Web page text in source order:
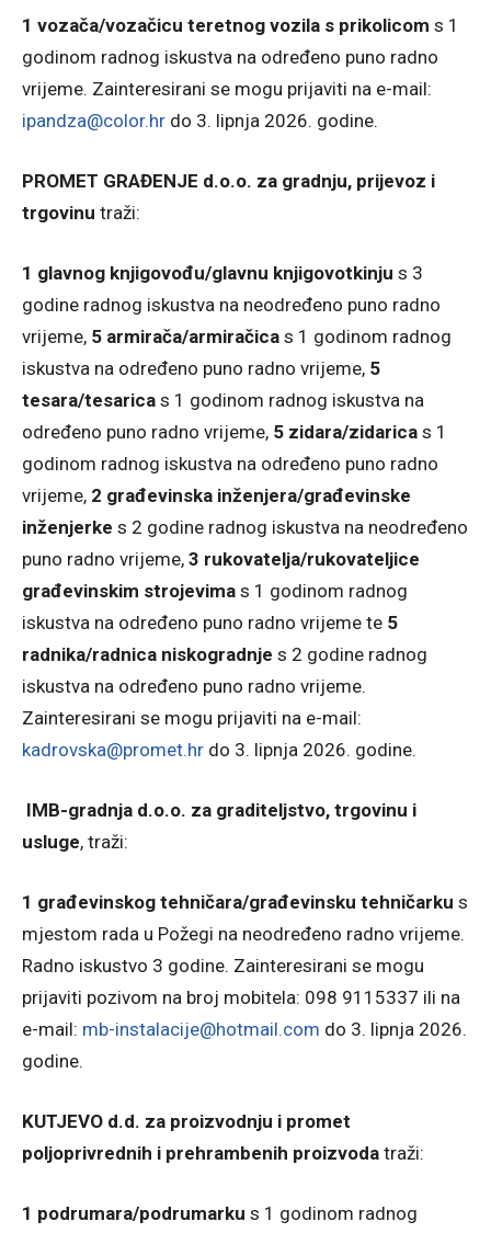
1 vozača/vozačicu teretnog vozila s prikolicom s 1
godinom radnog iskustva na određeno puno radno
vrijeme. Zainteresirani se mogu prijaviti na e-mail:
ipandza@color.hr do 3. lipnja 2026. godine.
PROMET GRAĐENJE d.o.o. za gradnju, prijevoz i
trgovinu traži:
1 glavnog knjigovođu/glavnu knjigovotkinju s 3
godine radnog iskustva na neodređeno puno radno
vrijeme, 5 armirača/armiračica s 1 godinom radnog
iskustva na određeno puno radno vrijeme, 5
tesara/tesarica s 1 godinom radnog iskustva na
određeno puno radno vrijeme, 5 zidara/zidarica s 1
godinom radnog iskustva na određeno puno radno
vrijeme, 2 građevinska inženjera/građevinske
inženjerke s 2 godine radnog iskustva na neodređeno
puno radno vrijeme, 3 rukovatelja/rukovateljice
građevinskim strojevima s 1 godinom radnog
iskustva na određeno puno radno vrijeme te 5
radnika/radnica niskogradnje s 2 godine radnog
iskustva na određeno puno radno vrijeme.
Zainteresirani se mogu prijaviti na e-mail:
kadrovska@promet.hr do 3. lipnja 2026. godine.
IMB-gradnja d.o.o. za graditeljstvo, trgovinu i
usluge, traži:
1 građevinskog tehničara/građevinsku tehničarku s
mjestom rada u Požegi na neodređeno radno vrijeme.
Radno iskustvo 3 godine. Zainteresirani se mogu
prijaviti pozivom na broj mobitela: 098 9115337 ili na
e-mail: mb-instalacije@hotmail.com do 3. lipnja 2026.
godine.
KUTJEVO d.d. za proizvodnju i promet
poljoprivrednih i prehrambenih proizvoda traži:
1 podrumara/podrumarku s 1 godinom radnog